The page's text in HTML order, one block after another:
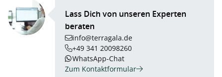
Lass Dich von unseren Experten
beraten
info@terragala.de
+49 341 20098260
WhatsApp-Chat
Zum Kontaktformular